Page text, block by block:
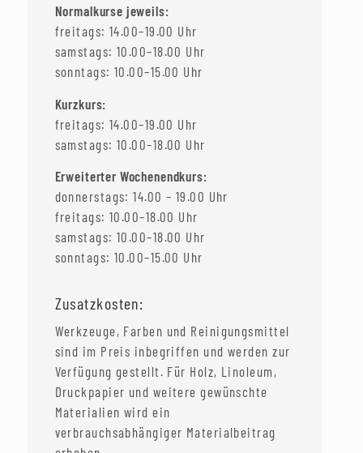
Normalkurse jeweils:
freitags: 14.00–19.00 Uhr
samstags: 10.00–18.00 Uhr
sonntags: 10.00–15.00 Uhr
Kurzkurs:
freitags: 14.00–19.00 Uhr
samstags: 10.00–18.00 Uhr
Erweiterter Wochenendkurs:
donnerstags: 14.00 – 19.00 Uhr
freitags: 10.00–18.00 Uhr
samstags: 10.00–18.00 Uhr
sonntags: 10.00–15.00 Uhr
Zusatzkosten:
Werkzeuge, Farben und Reinigungsmittel
sind im Preis inbegriffen und werden zur
Verfügung gestellt. Für Holz, Linoleum,
Druckpapier und weitere gewünschte
Materialien wird ein
verbrauchsabhängiger Materialbeitrag